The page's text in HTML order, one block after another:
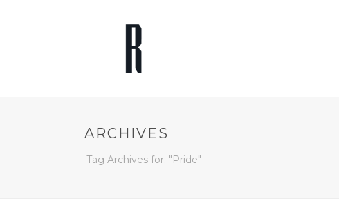
ARCHIVES
Tag Archives for: "Pride"